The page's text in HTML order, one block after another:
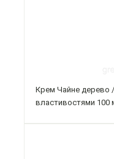
Крем Чайне дерево /
властивостями 100